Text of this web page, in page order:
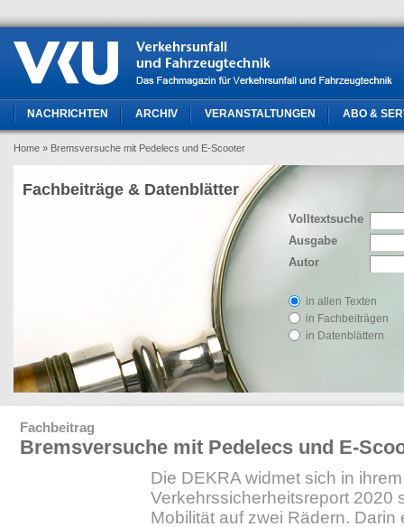
NACHRICHTEN ARCHIV VERANSTALTUNGEN ABO &
Home » Bremsversuche mit Pedelecs und E-Scooter
Volltextsuche
Ausgabe
Autor
in allen Texten
in Fachbeiträgen
in Datenblättern
Fachbeiträge & Datenblätter
Fachbeitrag
Bremsversuche mit Pedelecs und E-
Die DEKRA widmet sich in
Verkehrssicherheitsreport 2020
Mobilität auf zwei Rädern.